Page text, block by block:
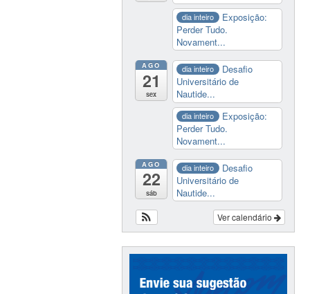
dia inteiro
Exposição:
Perder Tudo.
Novament...
AGO
21
sex
dia inteiro
Desafio
Universitário de
Nautide...
dia inteiro
Exposição:
Perder Tudo.
Novament...
AGO
22
sáb
dia inteiro
Desafio
Universitário de
Nautide...
Ver calendário